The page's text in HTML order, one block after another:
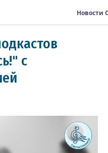
Новости
с